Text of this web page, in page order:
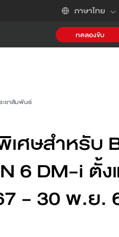
ภาษาไทย
ทดลองขับ
ะชาสัมพันธ์
เศษสำหรับ
6 DM-i ตั้
- 30 พ.ย.